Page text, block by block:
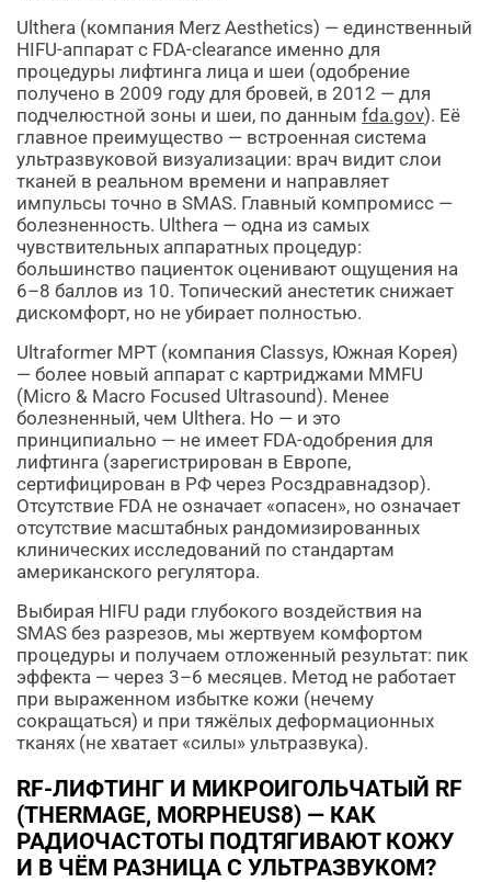
Ulthera (компания Merz Aesthetics) — единственный
HIFU-аппарат с FDA-clearance именно для
процедуры лифтинга лица и шеи (одобрение
получено в 2009 году для бровей, в 2012 — для
подчелюстной зоны и шеи, по данным fda.gov). Её
главное преимущество — встроенная система
ультразвуковой визуализации: врач видит слои
тканей в реальном времени и направляет
импульсы точно в SMAS. Главный компромисс —
болезненность. Ulthera — одна из самых
чувствительных аппаратных процедур:
большинство пациенток оценивают ощущения на
6–8 баллов из 10. Топический анестетик снижает
дискомфорт, но не убирает полностью.
Ultraformer MPT (компания Classys, Южная Корея)
— более новый аппарат с картриджами MMFU
(Micro & Macro Focused Ultrasound). Менее
болезненный, чем Ulthera. Но — и это
принципиально — не имеет FDA-одобрения для
лифтинга (зарегистрирован в Европе,
сертифицирован в РФ через Росздравнадзор).
Отсутствие FDA не означает «опасен», но означает
отсутствие масштабных рандомизированных
клинических исследований по стандартам
американского регулятора.
Выбирая HIFU ради глубокого воздействия на
SMAS без разрезов, мы жертвуем комфортом
процедуры и получаем отложенный результат: пик
эффекта — через 3–6 месяцев. Метод не работает
при выраженном избытке кожи (нечему
сокращаться) и при тяжёлых деформационных
тканях (не хватает «силы» ультразвука).
RF-ЛИФТИНГ И МИКРОИГОЛЬЧАТЫЙ RF
(THERMAGE, MORPHEUS8) — КАК
РАДИОЧАСТОТЫ ПОДТЯГИВАЮТ КОЖУ
И В ЧЁМ РАЗНИЦА С УЛЬТРАЗВУКОМ?